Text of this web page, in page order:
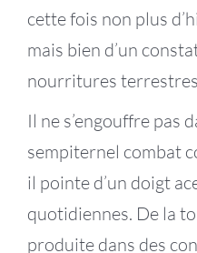
cette fois non plus
mais bien d’un
nourritures
Il ne s’engouffre pas
sempiternel combat
il pointe d’un doigt
quotidiennes. De la
produite dans des